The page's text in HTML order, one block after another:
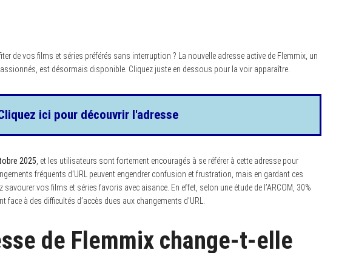
de vos films et séries préférés sans interruption ? La nouvelle adresse active de Flemmix, un
est désormais disponible. Cliquez juste en dessous pour la voir apparaître.
ici pour découvrir l'adresse
2025 , et les utilisateurs sont fortement encouragés à se référer à cette adresse pour
fréquents d’URL peuvent engendrer confusion et frustration, mais en gardant ces
vos films et séries favoris avec aisance. En effet, selon une étude de l’ARCOM, 30%
à des difficultés d’accès dues aux changements d’URL.
de Flemmix change-t-elle